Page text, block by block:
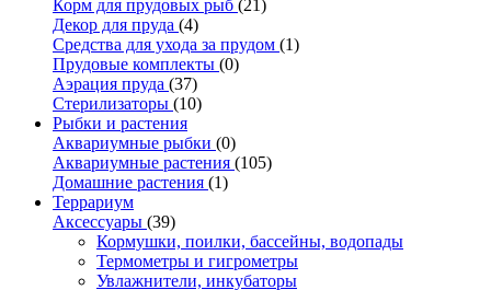
Корм для прудовых рыб (21)
Декор для пруда (4)
Средства для ухода за прудом (1)
Прудовые комплекты (0)
Аэрация пруда (37)
Стерилизаторы (10)
Рыбки и растения
Аквариумные рыбки (0)
Аквариумные растения (105)
Домашние растения (1)
Террариум
Аксессуары (39)
Кормушки, поилки, бассейны, водопады
Термометры и гигрометры
Увлажнители, инкубаторы